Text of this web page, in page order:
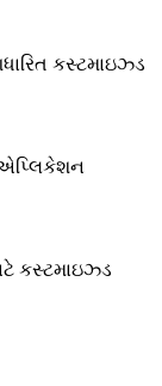
કસ્ટમાઇઝ્ડ
કસ્ટમાઇઝ્ડ